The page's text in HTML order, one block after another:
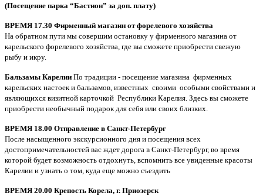
(Посещение парка “Бастион” за доп. плату)
ВРЕМЯ 17.30 Фирменный магазин от форелевого хозяйства
На обратном пути мы совершим остановку у фирменного магазина от
карельского форелевого хозяйства, где вы сможете приобрести свежую
рыбу и икру.
Бальзамы Карелии По традиции - посещение магазина фирменных
карельских настоек и бальзамов, известных своими особыми свойствами и
являющихся визитной карточкой Республики Карелия. Здесь вы сможете
приобрести необычный подарок для себя или своих близких.
ВРЕМЯ 18.00 Отправление в Санкт-Петербург
После насыщенного экскурсионного дня и посещения всех
достопримечательностей вас ждет дорога в Санкт-Петербург, во время
которой будет возможность отдохнуть, вспомнить все увиденные красоты
Карелии и узнать о том, куда еще можно съездить
ВРЕМЯ 20.00 Крепость Корела, г. Приозерск